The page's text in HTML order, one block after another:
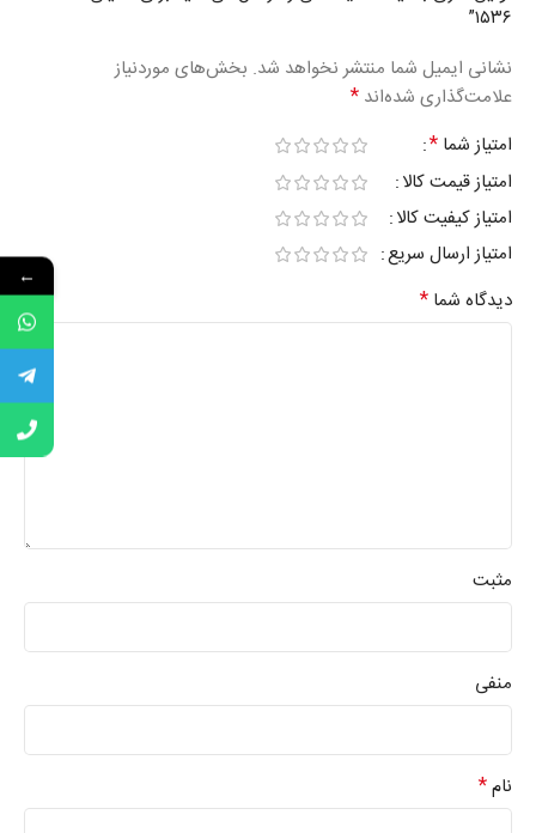
۱۵۳۶”
نشانی ایمیل شما منتشر نخواهد شد. بخش‌های موردنیاز
علامت‌گذاری شده‌اند *
امتیاز شما *
امتیاز قیمت کالا
امتیاز کیفیت کالا
امتیاز ارسال سریع
دیدگاه شما *
مثبت
منفی
نام*
←